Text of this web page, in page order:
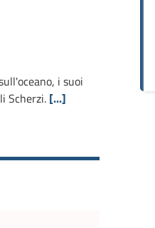
i suoi
Scherzi. [...]